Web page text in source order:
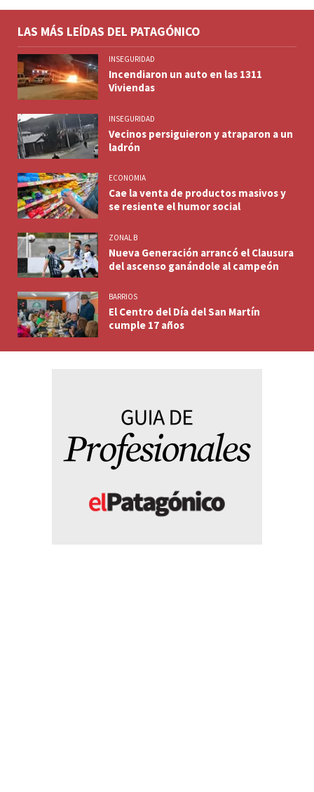
LAS MÁS LEÍDAS DEL PATAGÓNICO
INSEGURIDAD
Incendiaron un auto en las 1311
Viviendas
INSEGURIDAD
Vecinos persiguieron y atraparon a un
ladrón
ECONOMIA
Cae la venta de productos masivos y
se resiente el humor social
ZONAL B
Nueva Generación arrancó el Clausura
del ascenso ganándole al campeón
BARRIOS
El Centro del Día del San Martín
cumple 17 años